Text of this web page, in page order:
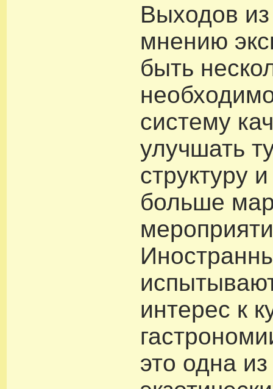
Выходов
мнению
быть
систему
улучшать
структуру
больше
интерес к
это одна